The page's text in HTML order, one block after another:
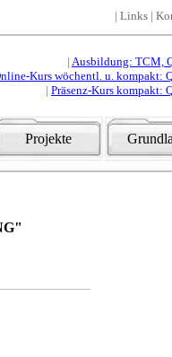
| Links |
| Ausbildung: TCM,
Kurs wöchentl. u. kompakt:
| Präsenz-Kurs kompakt:
Projekte